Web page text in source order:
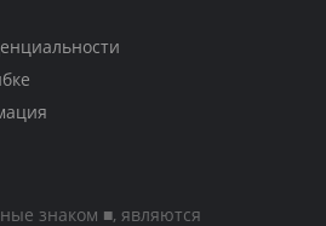
знаком ■, являются